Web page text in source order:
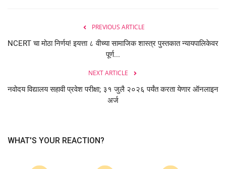
PREVIOUS ARTICLE
NCERT चा मोठा निर्णय! इयत्ता ८ वीच्या सामाजिक शास्त्र पुस्तकात न्यायपालिकेवर
पूर्ण...
NEXT ARTICLE
नवोदय विद्यालय सहावी प्रवेश परीक्षा; ३१ जुलै २०२६ पर्यंत करता येणार ऑनलाइन
अर्ज
WHAT'S YOUR REACTION?